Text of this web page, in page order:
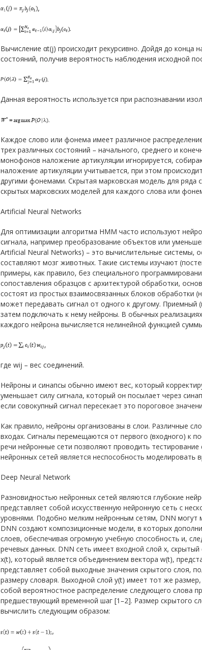
,
.
Вычисление αt(j) происходит рекурсивно. Дойдя до конца
состояний, получив вероятность наблюдения исходной
.
Данная вероятность используется при распознавании
Каждое слово или фонема имеет различное
трех различных состояний – начального, среднего и
монофонов наложение артикуляции игнорируется,
наложение артикуляции учитывается, при этом
другими фонемами. Скрытая марковская модель для
скрытых марковских моделей для каждого слова или
Artificial Neural Networks
Для оптимизации алгоритма HMM часто используют
сигнала, например преобразование объектов или
Artificial Neural Networks) – это вычислительные системы,
составляют мозг животных. Такие системы изучают
примеры, как правило, без специального
сопоставления образцов с архитектурой обработки,
состоят из простых взаимосвязанных блоков обработки
может передавать сигнал от одного к другому.
затем подключать к нему нейроны. В обычных
каждого нейрона вычисляется нелинейной функцией
,
где wij – вес соединений.
Нейроны и синапсы обычно имеют вес, который
уменьшает силу сигнала, который он посылает через
если совокупный сигнал пересекает это пороговое
Как правило, нейроны организованы в слои. Различные
входах. Сигналы перемещаются от первого (входного) к
речи нейронные сети позволяют проводить
нейронных сетей является неспособность моделировать
Deep Neural Network
Разновидностью нейронных сетей являются глубокие
представляет собой искусственную нейронную сеть с
уровнями. Подобно мелким нейронным сетям, DNN
DNN создают композиционные модели, в которых
слоев, обеспечивая огромную учебную способность и,
речевых данных. DNN сеть имеет входной слой x,
x(t), который является объединением вектора w(t),
представляет собой выходные значения скрытого слоя,
размеру словаря. Выходной слой y(t) имеет тот же
собой вероятностное распределение следующего слова
предшествующий временной шаг [1–2]. Размер скрытого
вычислить следующим образом:
,